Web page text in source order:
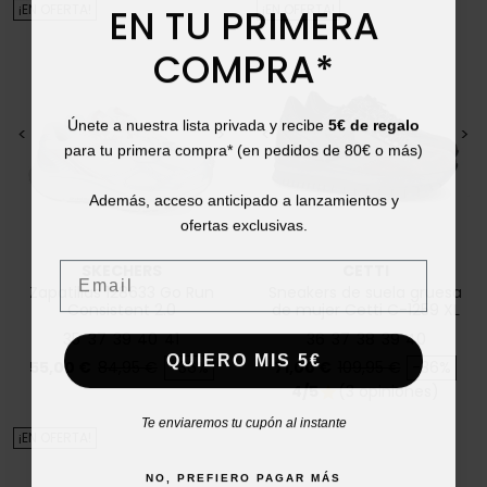
< >
Zapatillas 128633 Go Run
Consistent 2.0
35 37 39 40 41
Precio
55,00 € Precio base-36%
¡EN OFERTA!
< >
Sneakers de suela gruesa
de mujer Cetti C-1259 XL
36 37 38 39 40
Precio
71,00 € Precio base-36%
¡EN OFERTA!
4/5star(3 opiniones)
¡EN OFERTA!
EN TU PRIMERA
COMPRA*
Únete a nuestra lista privada y recibe 5€ de regalo
para tu primera compra* (en pedidos de 80€ o más)
Además, acceso anticipado a lanzamientos y
ofertas exclusivas.
Email
QUIERO MIS 5€
Te enviaremos tu cupón al instante
NO, PREFIERO PAGAR MÁS